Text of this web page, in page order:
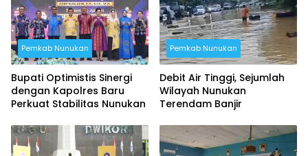
Pemkab Nunukan
Bupati Optimistis Sinergi
dengan Kapolres Baru
Perkuat Stabilitas Nunukan
Pemkab Nunukan
Debit Air Tinggi, Sejumlah
Wilayah Nunukan
Terendam Banjir